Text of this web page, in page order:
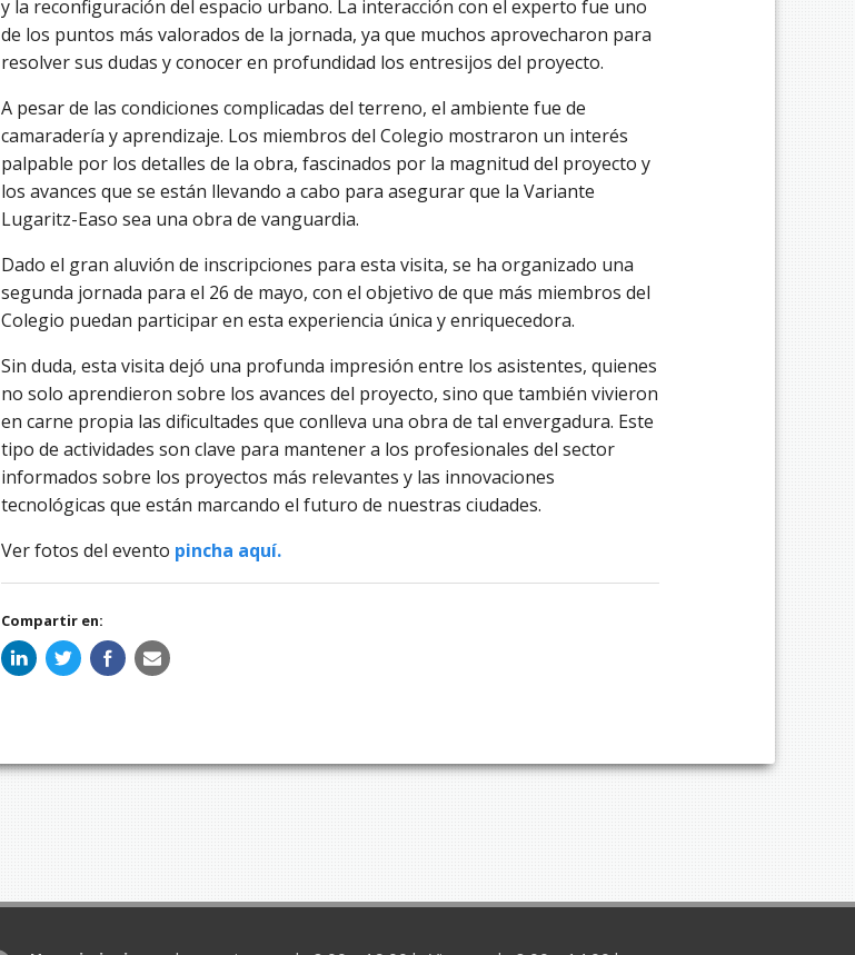
y la reconfiguración del espacio urbano. La interacción con el experto fue uno
de los puntos más valorados de la jornada, ya que muchos aprovecharon para
resolver sus dudas y conocer en profundidad los entresijos del proyecto.
A pesar de las condiciones complicadas del terreno, el ambiente fue de
camaradería y aprendizaje. Los miembros del Colegio mostraron un interés
palpable por los detalles de la obra, fascinados por la magnitud del proyecto y
los avances que se están llevando a cabo para asegurar que la Variante
Lugaritz-Easo sea una obra de vanguardia.
Dado el gran aluvión de inscripciones para esta visita, se ha organizado una
segunda jornada para el 26 de mayo, con el objetivo de que más miembros del
Colegio puedan participar en esta experiencia única y enriquecedora.
Sin duda, esta visita dejó una profunda impresión entre los asistentes, quienes
no solo aprendieron sobre los avances del proyecto, sino que también vivieron
en carne propia las dificultades que conlleva una obra de tal envergadura. Este
tipo de actividades son clave para mantener a los profesionales del sector
informados sobre los proyectos más relevantes y las innovaciones
tecnológicas que están marcando el futuro de nuestras ciudades.
Ver fotos del evento pincha aquí.
Compartir en: